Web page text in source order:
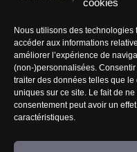
cookies
Nous utilisons des
accéder aux informations
améliorer l’expérience de
(non-)personnalisées.
traiter des données telles que
uniques sur ce site. Le fait de
consentement peut avoir un
caractéristiques.
Informations
Nous rejoindre